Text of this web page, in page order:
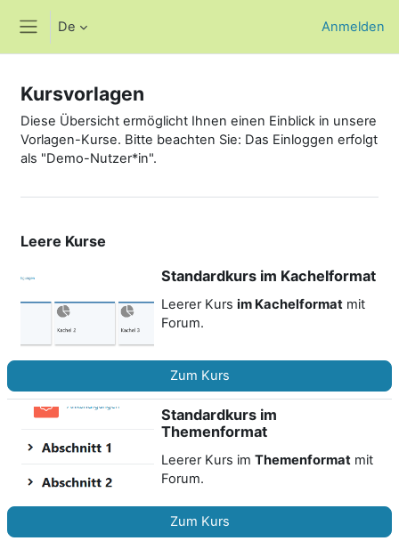
Zum Hauptinhalt
Website-Übersicht
De Anmelden
Kursvorlagen
Diese Übersicht ermöglicht Ihnen einen Einblick in unsere
Vorlagen-Kurse. Bitte beachten Sie: Das Einloggen erfolgt
als "Demo-Nutzer*in".
Leere Kurse
Standardkurs im Kachelformat
Leerer Kurs im Kachelformat mit
Forum.
Zum Kurs
Standardkurs im
Themenformat
Leerer Kurs im Themenformat mit
Forum.
Zum Kurs